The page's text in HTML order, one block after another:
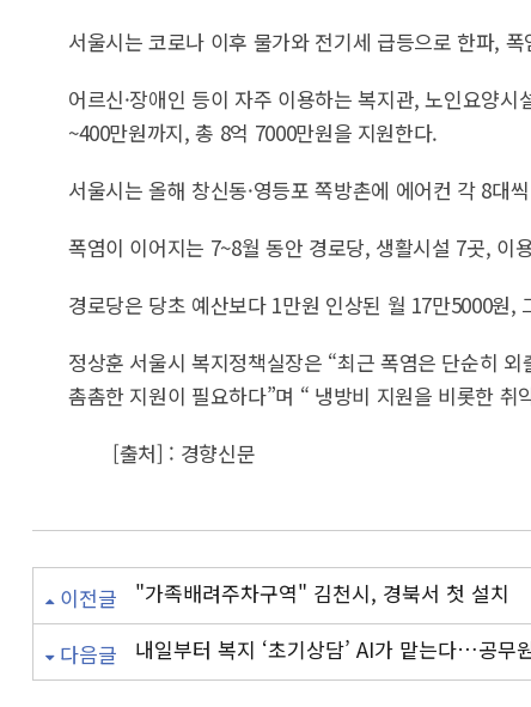
서울시는 코로나 이후 물가와 전기세 급등으로 한파,
어르신·장애인 등이 자주 이용하는 복지관, 노인요양
~400만원까지, 총 8억 7000만원을 지원한다.
서울시는 올해 창신동·영등포 쪽방촌에 에어컨 각 8대
폭염이 이어지는 7~8월 동안 경로당, 생활시설 7곳, 이
경로당은 당초 예산보다 1만원 인상된 월 17만5000원
정상훈 서울시 복지정책실장은 “최근 폭염은 단순히
촘촘한 지원이 필요하다”며 “ 냉방비 지원을 비롯한
[출처] : 경향신문
이전글 "가족배려주차구역" 김천시, 경북서 첫 설치
다음글 내일부터 복지 ‘초기상담’ AI가 맡는다…공무